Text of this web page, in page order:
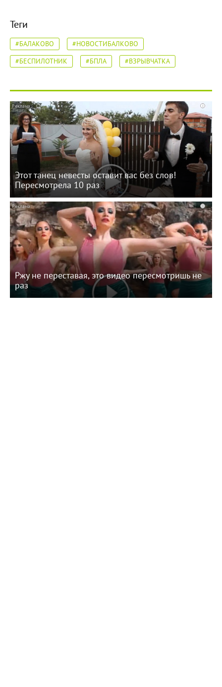
Теги
#БАЛАКОВО
#НОВОСТИБАЛКОВО
#БЕСПИЛОТНИК
#БПЛА #ВЗРЫВЧАТКА
i
Этот танец невесты оставит вас без слов!
Пересмотрела 10 раз
i
Ржу не переставая, это видео пересмотришь не
раз